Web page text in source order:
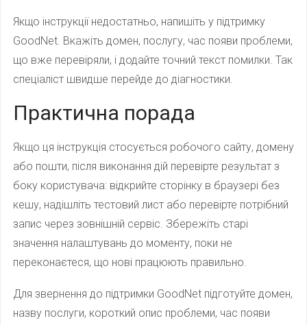
Якщо інструкції недостатньо, напишіть у підтримку
GoodNet. Вкажіть домен, послугу, час появи проблеми,
що вже перевіряли, і додайте точний текст помилки. Так
спеціаліст швидше перейде до діагностики.
Практична порада
Якщо ця інструкція стосується робочого сайту, домену
або пошти, після виконання дій перевірте результат з
боку користувача: відкрийте сторінку в браузері без
кешу, надішліть тестовий лист або перевірте потрібний
запис через зовнішній сервіс. Збережіть старі
значення налаштувань до моменту, поки не
переконаєтеся, що нові працюють правильно.
Для звернення до підтримки GoodNet підготуйте домен,
назву послуги, короткий опис проблеми, час появи